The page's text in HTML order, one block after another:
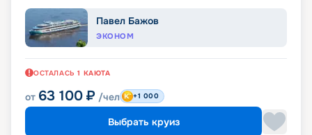
Павел Бажов
ЭКОНОМ
ОСТАЛАСЬ 1 КАЮТА
от 63 100 ₽ /чел +1 000
Выбрать круиз